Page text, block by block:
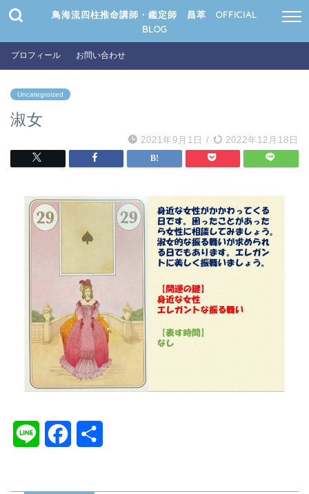
鳥海流四柱推命講師・鑑定師 昌萃 OFFICIAL
BLOG
プロフィール お問い合わせ
Uncategroized
淑女
2021年9月1日 / 2022年12月18日